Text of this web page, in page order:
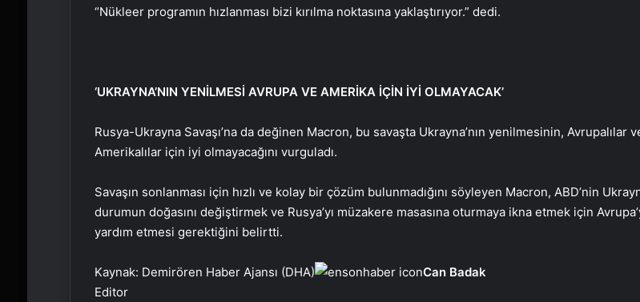
“Nükleer programın hızlanması bizi kırılma noktasına yaklaştırıyor.” dedi.
‘UKRAYNA’NIN YENİLMESİ AVRUPA VE AMERİKA İÇİN İYİ OLMAYACAK’
Rusya-Ukrayna Savaşı’na da değinen Macron, bu savaşta Ukrayna’nın yenilmesinin, Avrupalılar
Amerikalılar için iyi olmayacağını vurguladı.
Savaşın sonlanması için hızlı ve kolay bir çözüm bulunmadığını söyleyen Macron, ABD’nin
durumun doğasını değiştirmek ve Rusya’yı müzakere masasına oturmaya ikna etmek için
yardım etmesi gerektiğini belirtti.
Kaynak: Demirören Haber Ajansı (DHA)
Can Badak
Editor